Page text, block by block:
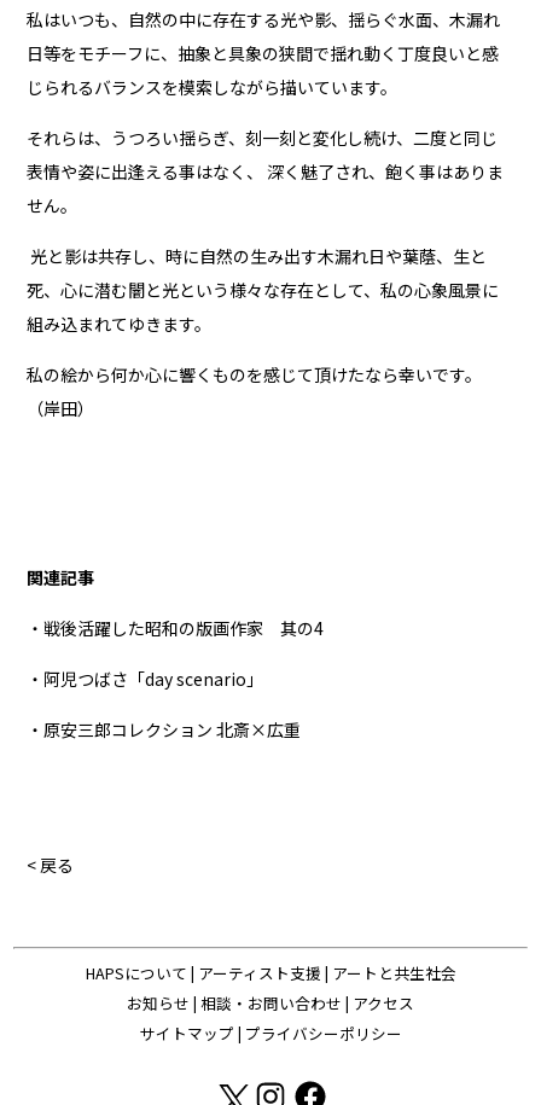
私はいつも、⾃然の中に存在する光や影、揺らぐ⽔⾯、⽊漏れ
⽇等をモチーフに、抽象と具象の狭間で揺れ動く丁度良いと感
じられるバランスを模索しながら描いています。
それらは、うつろい揺らぎ、刻⼀刻と変化し続け、⼆度と同じ
表情や姿に出逢える事はなく、 深く魅了され、飽く事はありま
せん。
光と影は共存し、時に⾃然の⽣み出す⽊漏れ⽇や葉蔭、⽣と
死、⼼に潜む闇と光という様々な存在として、私の⼼象⾵景に
組み込まれてゆきます。
私の絵から何か⼼に響くものを感じて頂けたなら幸いです。
（岸田）
関連記事
・戦後活躍した昭和の版画作家 其の4
・阿児つばさ「day scenario」
・原安三郎コレクション 北斎×広重
< 戻る
HAPSについて | アーティスト支援 | アートと共生社会
お知らせ | 相談・お問い合わせ | アクセス
サイトマップ | プライバシーポリシー